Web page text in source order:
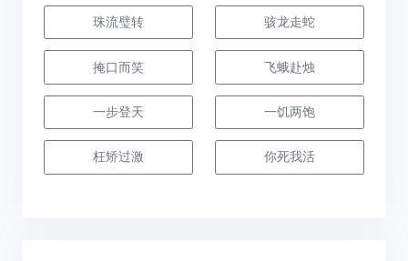
珠流璧转 骇龙走蛇
掩口而笑 飞蛾赴烛
一步登天 一饥两饱
枉矫过激 你死我活